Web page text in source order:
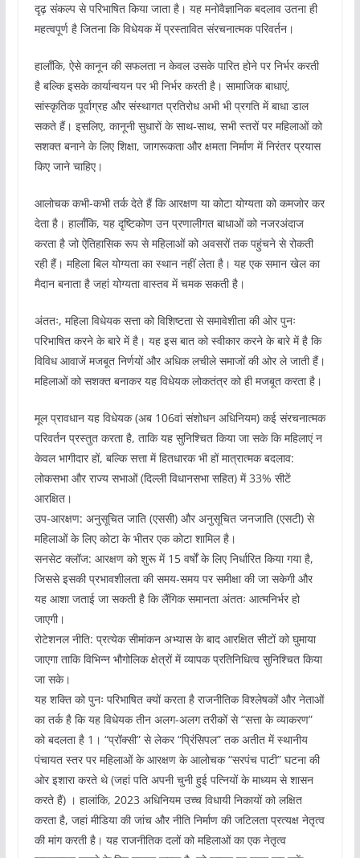
दृढ़ संकल्प से परिभाषित किया जाता है। यह मनोवैज्ञानिक बदलाव उतना ही
महत्वपूर्ण है जितना कि विधेयक में प्रस्तावित संरचनात्मक परिवर्तन।
हालाँकि, ऐसे कानून की सफलता न केवल उसके पारित होने पर निर्भर करती
है बल्कि इसके कार्यान्वयन पर भी निर्भर करती है। सामाजिक बाधाएं,
सांस्कृतिक पूर्वाग्रह और संस्थागत प्रतिरोध अभी भी प्रगति में बाधा डाल
सकते हैं। इसलिए, कानूनी सुधारों के साथ-साथ, सभी स्तरों पर महिलाओं को
सशक्त बनाने के लिए शिक्षा, जागरूकता और क्षमता निर्माण में निरंतर प्रयास
किए जाने चाहिए।
आलोचक कभी-कभी तर्क देते हैं कि आरक्षण या कोटा योग्यता को कमजोर कर
देता है। हालाँकि, यह दृष्टिकोण उन प्रणालीगत बाधाओं को नजरअंदाज
करता है जो ऐतिहासिक रूप से महिलाओं को अवसरों तक पहुंचने से रोकती
रही हैं। महिला बिल योग्यता का स्थान नहीं लेता है। यह एक समान खेल का
मैदान बनाता है जहां योग्यता वास्तव में चमक सकती है।
अंततः, महिला विधेयक सत्ता को विशिष्टता से समावेशीता की ओर पुनः
परिभाषित करने के बारे में है। यह इस बात को स्वीकार करने के बारे में है कि
विविध आवाजें मजबूत निर्णयों और अधिक लचीले समाजों की ओर ले जाती हैं।
महिलाओं को सशक्त बनाकर यह विधेयक लोकतंत्र को ही मजबूत करता है।
मूल प्रावधान यह विधेयक (अब 106वां संशोधन अधिनियम) कई संरचनात्मक
परिवर्तन प्रस्तुत करता है, ताकि यह सुनिश्चित किया जा सके कि महिलाएं न
केवल भागीदार हों, बल्कि सत्ता में हितधारक भी हों मात्रात्मक बदलाव:
लोकसभा और राज्य सभाओं (दिल्ली विधानसभा सहित) में 33% सीटें
आरक्षित।
उप-आरक्षण: अनुसूचित जाति (एससी) और अनुसूचित जनजाति (एसटी) से
महिलाओं के लिए कोटा के भीतर एक कोटा शामिल है।
सनसेट क्लॉज: आरक्षण को शुरू में 15 वर्षों के लिए निर्धारित किया गया है,
जिससे इसकी प्रभावशीलता की समय-समय पर समीक्षा की जा सकेगी और
यह आशा जताई जा सकती है कि लैंगिक समानता अंततः आत्मनिर्भर हो
जाएगी।
रोटेशनल नीति: प्रत्येक सीमांकन अभ्यास के बाद आरक्षित सीटों को घुमाया
जाएगा ताकि विभिन्न भौगोलिक क्षेत्रों में व्यापक प्रतिनिधित्व सुनिश्चित किया
जा सके।
यह शक्ति को पुनः परिभाषित क्यों करता है राजनीतिक विश्लेषकों और नेताओं
का तर्क है कि यह विधेयक तीन अलग-अलग तरीकों से “सत्ता के व्याकरण”
को बदलता है 1। “प्रॉक्सी” से लेकर “प्रिंसिपल” तक अतीत में स्थानीय
पंचायत स्तर पर महिलाओं के आरक्षण के आलोचक “सरपंच पाटी” घटना की
ओर इशारा करते थे (जहां पति अपनी चुनी हुई पत्नियों के माध्यम से शासन
करते हैं) । हालांकि, 2023 अधिनियम उच्च विधायी निकायों को लक्षित
करता है, जहां मीडिया की जांच और नीति निर्माण की जटिलता प्रत्यक्ष नेतृत्व
की मांग करती है। यह राजनीतिक दलों को महिलाओं का एक नेतृत्व